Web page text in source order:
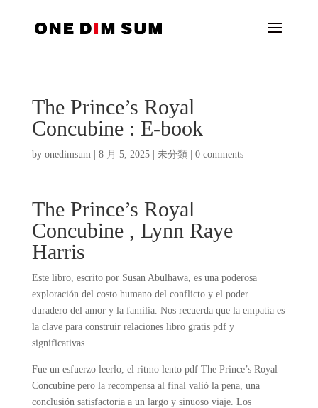
The Prince’s Royal
Concubine : E-book
by onedimsum| 8 月 5, 2025| 未分類 0 comments
The Prince’s Royal
Concubine , Lynn Raye
Harris
Este libro, escrito por Susan Abulhawa, es una poderosa
exploración del costo humano del conflicto y el poder
duradero del amor y la familia. Nos recuerda que la empatía es
la clave para construir relaciones libro gratis pdf y
significativas.
Fue un esfuerzo leerlo, el ritmo lento pdf The Prince’s Royal
Concubine pero la recompensa al final valió la pena, una
conclusión satisfactoria a un largo y sinuoso viaje. Los